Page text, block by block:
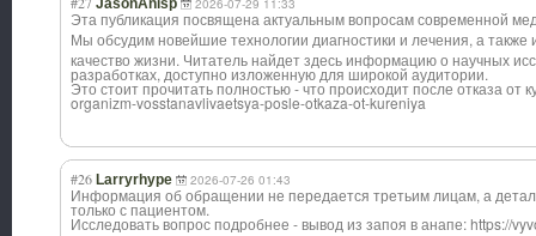
JasonAnisp 2026-07-29 11:33
Эта публикация посвящена актуальным вопросам современной
Мы обсудим новейшие технологии диагностики и лечения, а
качество жизни. Читатель найдет здесь информацию о научных
разработках, доступно изложенную для широкой аудитории.
Это стоит прочитать полностью - что происходит после отказа от
organizm-vosstanavlivaetsya-posle-otkaza-ot-kureniya
#26 Larryrhype 2026-07-26 01:43
Информация об обращении не передается третьим лицам, а
только с пациентом.
Исследовать вопрос подробнее - вывод из запоя в анапе: https://